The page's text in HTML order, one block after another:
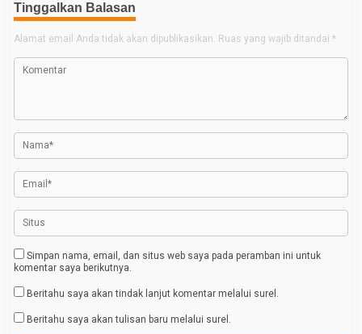
i
g
a
p
o
s
Tinggalkan Balasan
Alamat email Anda tidak akan dipublikasikan. Ruas yang wajib ditandai *
Simpan nama, email, dan situs web saya pada peramban ini untuk
komentar saya berikutnya.
Beritahu saya akan tindak lanjut komentar melalui surel.
Beritahu saya akan tulisan baru melalui surel.